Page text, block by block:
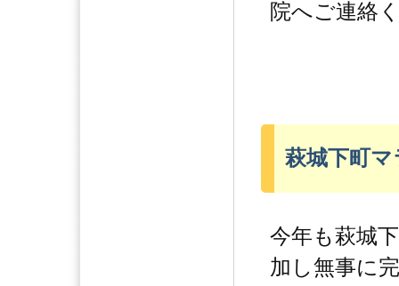
院へご連絡
萩城下町
今年も萩城
加し無事に